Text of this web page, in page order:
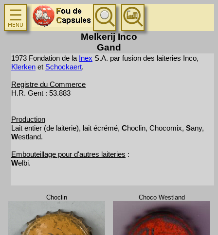
Melkerij Inco
Gand
1973 Fondation de la Inex S.A. par fusion des laiteries Inco,
Klerken et Schockaert.
Registre du Commerce
H.R. Gent : 53.883
Production
Lait entier (de laiterie), lait écrémé, Choclin, Chocomix, Sany,
Westland.
Embouteillage pour d'autres laiteries :
Welbi.
Choclin Choco Westland